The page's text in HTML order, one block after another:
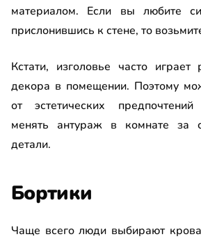
материалом. Если вы любите
прислонившись к стене, то
Кстати, изголовье часто
декора в помещении. Поэтому
от эстетических
менять антураж в комнате за
детали.
Бортики
Чаще всего люди выбирают